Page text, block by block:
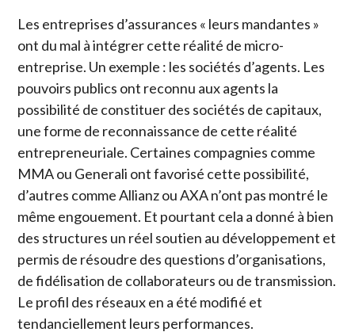
Les entreprises d’assurances « leurs mandantes »
ont du mal à intégrer cette réalité de micro-
entreprise. Un exemple : les sociétés d’agents. Les
pouvoirs publics ont reconnu aux agents la
possibilité de constituer des sociétés de capitaux,
une forme de reconnaissance de cette réalité
entrepreneuriale. Certaines compagnies comme
MMA ou Generali ont favorisé cette possibilité,
d’autres comme Allianz ou AXA n’ont pas montré le
même engouement. Et pourtant cela a donné à bien
des structures un réel soutien au développement et
permis de résoudre des questions d’organisations,
de fidélisation de collaborateurs ou de transmission.
Le profil des réseaux en a été modifié et
tendanciellement leurs performances.